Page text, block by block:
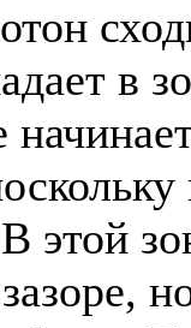
в
этой